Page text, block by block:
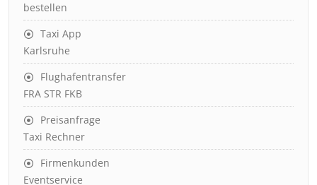
bestellen
Taxi App
Karlsruhe
Flughafentransfer
FRA STR FKB
Preisanfrage
Taxi Rechner
Firmenkunden
Eventservice